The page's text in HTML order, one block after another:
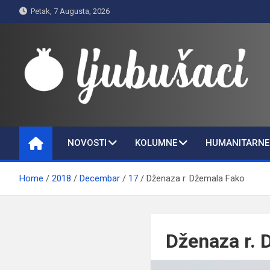
to
Petak, 7 Augusta, 2026
Ljubušaci
NOVOSTI KOLUMNE
Home 2018 Decembar 17 Dženaza r. Džemala Fako
Dženaza r.